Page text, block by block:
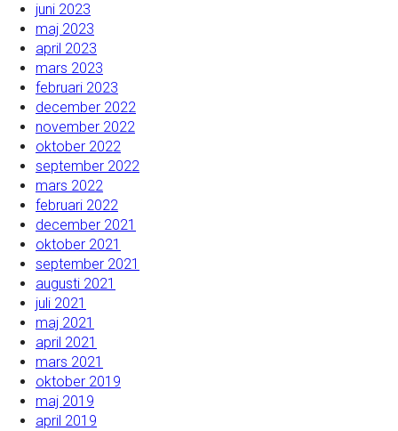
juni 2023
maj 2023
april 2023
mars 2023
februari 2023
december 2022
november 2022
oktober 2022
september 2022
mars 2022
februari 2022
december 2021
oktober 2021
september 2021
augusti 2021
juli 2021
maj 2021
april 2021
mars 2021
oktober 2019
maj 2019
april 2019